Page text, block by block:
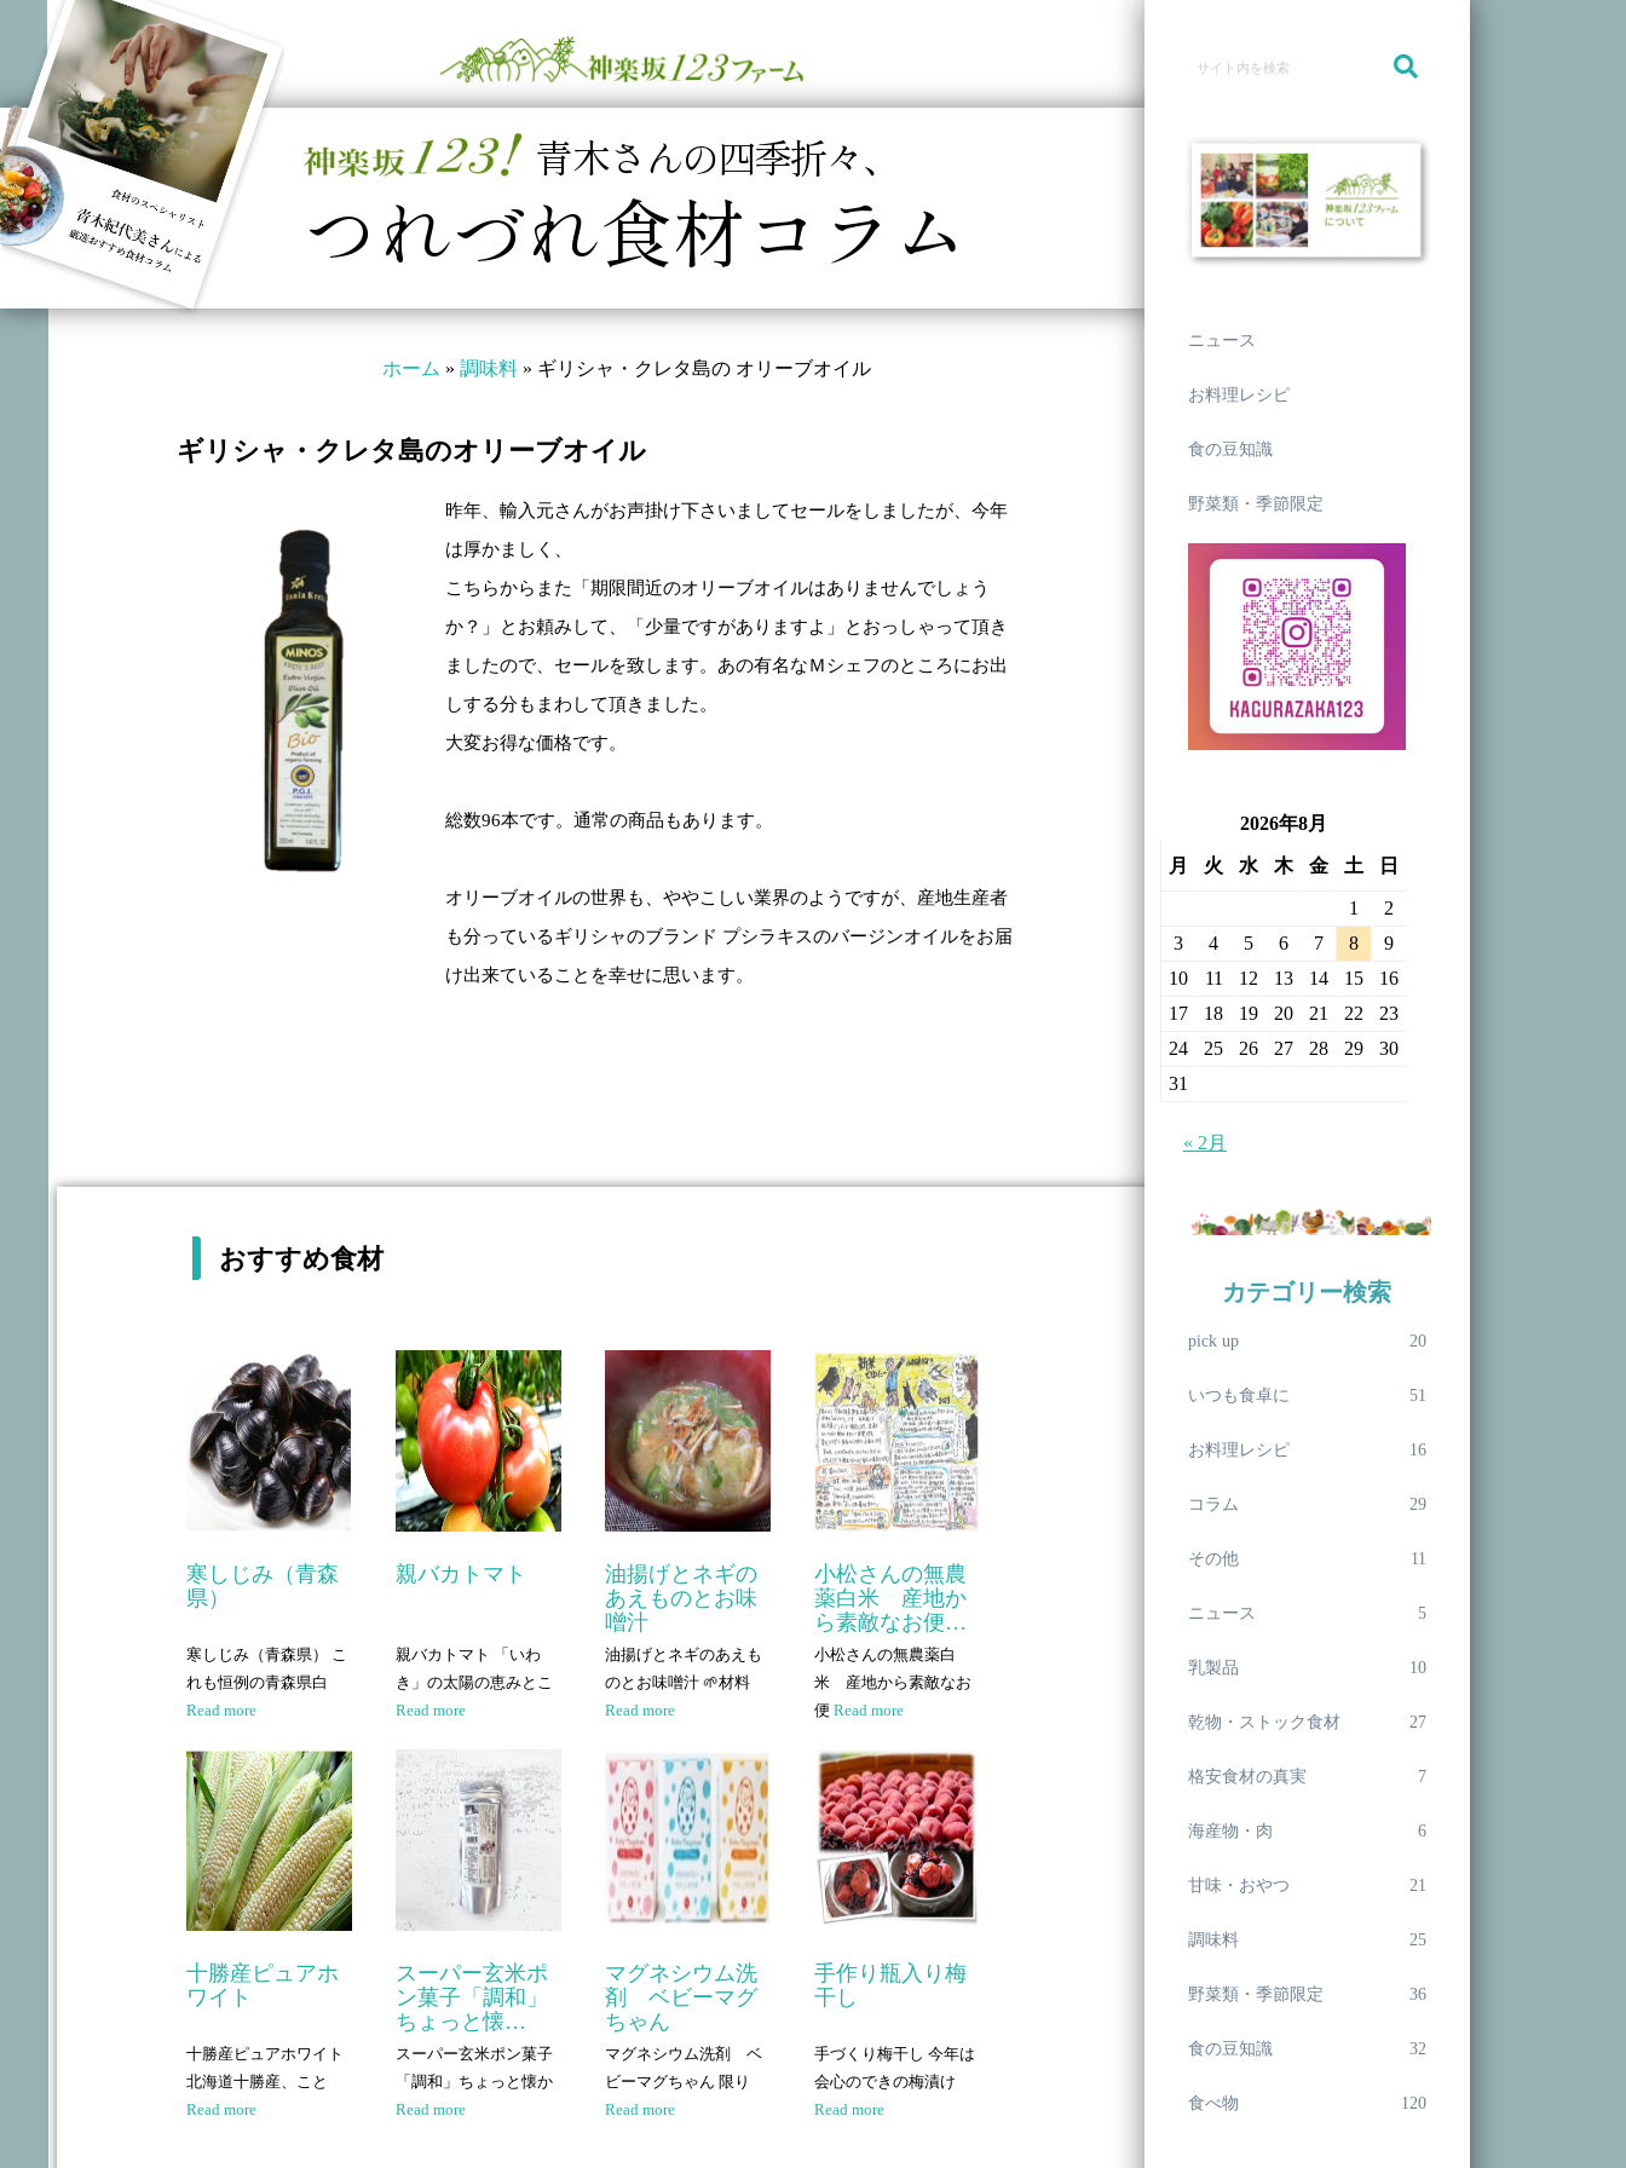
青木さんの四季折々、
つれづれ食材コラム
ホーム » 調味料 » ギリシャ・クレタ島の オリーブオイル
ギリシャ・クレタ島のオリーブオイル
昨年、輸入元さんがお声掛け下さいましてセールをしましたが、今年
は厚かましく、
こちらからまた「期限間近のオリーブオイルはありませんでしょう
か？」とお頼みして、「少量ですがありますよ」とおっしゃって頂き
ましたので、セールを致します。あの有名なＭシェフのところにお出
しする分もまわして頂きました。
大変お得な価格です。
総数96本です。通常の商品もあります。
オリーブオイルの世界も、ややこしい業界のようですが、産地生産者
も分っているギリシャのブランド プシラキスのバージンオイルをお届
け出来ていることを幸せに思います。
おすすめ食材
寒しじみ（青森
県）
寒しじみ（青森県） こ
れも恒例の青森県白
Read more
十勝産ピュアホ
ワイト
十勝産ピュアホワイト
北海道十勝産、こと
Read more
親バカトマト
親バカトマト 「いわ
き」の太陽の恵みとこ
Read more
スーパー玄米ポ
ン菓子「調和」
ちょっと懐…
スーパー玄米ポン菓子
「調和」ちょっと懐か
Read more
油揚げとネギの
あえものとお味
噌汁
油揚げとネギのあえも
のとお味噌汁 🌱材料
Read more
マグネシウム洗
剤 ベビーマグ
ちゃん
マグネシウム洗剤 ベ
ビーマグちゃん 限り
Read more
小松さんの無農
薬白米 産地か
ら素敵なお便…
小松さんの無農薬白
米 産地から素敵なお
便Read more
手作り瓶入り梅
干し
手づくり梅干し 今年は
会心のできの梅漬け
Read more
ニュース
お料理レシピ
食の豆知識
野菜類・季節限定
2026年8月
月 火 水 木 金 土 日
1
2
3
4 5 6 7 8
9
10
11 12 13 14 15
16
17
18 19 20 21 22
23
24
25 26 27 28 29
30
31
« 2月
カテゴリー検索
pick up 20
いつも食卓に 51
お料理レシピ 16
コラム 29
その他 11
ニュース 5
乳製品 10
乾物・ストック食材 27
格安食材の真実 7
海産物・肉 6
甘味・おやつ 21
調味料 25
野菜類・季節限定 36
食の豆知識 32
食べ物 120